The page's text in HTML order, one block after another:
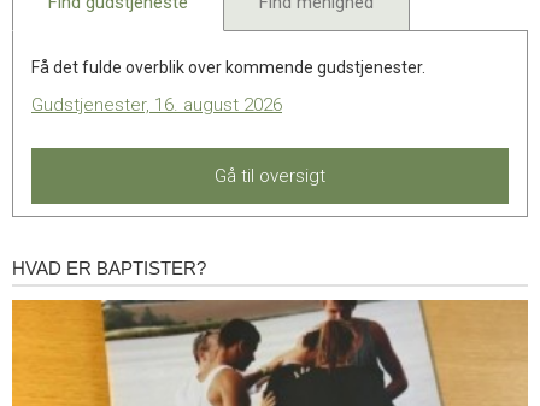
Få det fulde overblik over kommende gudstjenester.
Gudstjenester, 16. august 2026
Gå til oversigt
Hvad
er
HVAD ER BAPTISTER?